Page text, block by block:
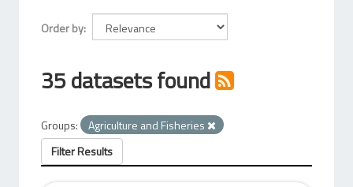
Order by
35 datasets found
Groups:
Agriculture and Fisheries
Filter Results